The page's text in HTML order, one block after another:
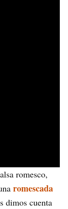
romesco,
romescada
dimos cuenta